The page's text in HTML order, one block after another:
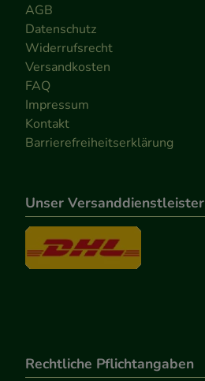
AGB
Datenschutz
Widerrufsrecht
Versandkosten
FAQ
Impressum
Kontakt
Barrierefreiheitserklärung
Unser Versanddienstleister
Rechtliche Pflichtangaben